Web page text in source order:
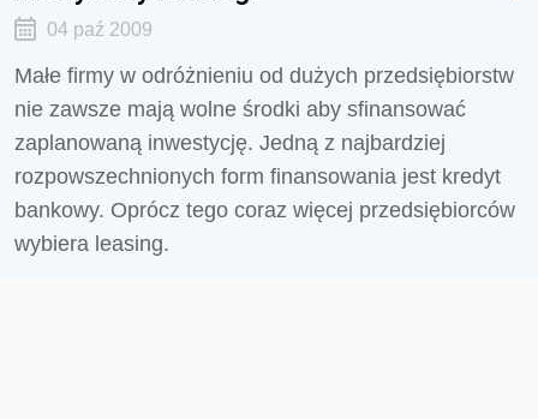
04 paź 2009
Małe firmy w odróżnieniu od dużych przedsiębiorstw
nie zawsze mają wolne środki aby sfinansować
zaplanowaną inwestycję. Jedną z najbardziej
rozpowszechnionych form finansowania jest kredyt
bankowy. Oprócz tego coraz więcej przedsiębiorców
wybiera leasing.